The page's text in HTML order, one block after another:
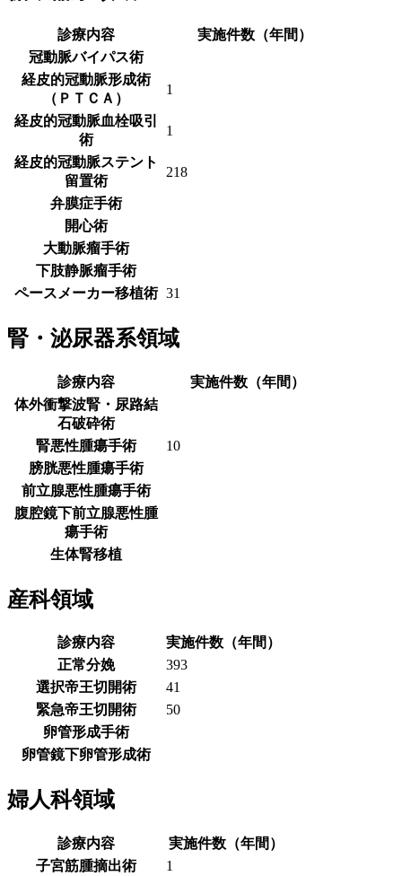
診療内容
実施件数（年間）
冠動脈バイパス術
経皮的冠動脈形成術
（ＰＴＣＡ）
1
経皮的冠動脈血栓吸引
術
1
経皮的冠動脈ステント
留置術
218
弁膜症手術
開心術
大動脈瘤手術
下肢静脈瘤手術
ペースメーカー移植術 31
腎・泌尿器系領域
診療内容
実施件数（年間）
体外衝撃波腎・尿路結
石破砕術
腎悪性腫瘍手術
10
膀胱悪性腫瘍手術
前立腺悪性腫瘍手術
腹腔鏡下前立腺悪性腫
瘍手術
生体腎移植
産科領域
診療内容
実施件数（年間）
正常分娩
393
選択帝王切開術
41
緊急帝王切開術
50
卵管形成手術
卵管鏡下卵管形成術
婦人科領域
診療内容
実施件数（年間）
子宮筋腫摘出術
1